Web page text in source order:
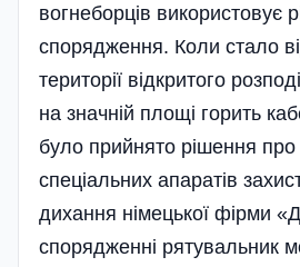
вогнеборців використовує
спорядження. Коли стало
території відкритого
на значній площі горить
було прийнято рішення про
спеціальних апаратів
дихання німецької фірми
спорядженні рятувальник